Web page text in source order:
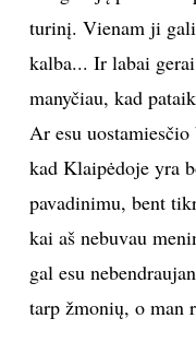
Nesu didelis
vienišius. Tų
galiu visiškai kvailą
nepanašus pats į
atsigauti.
fotografiją perskaito
turinį. Vienam ji
kalba... Ir labai
manyčiau, kad